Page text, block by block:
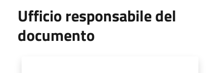
Ufficio responsabile del
documento